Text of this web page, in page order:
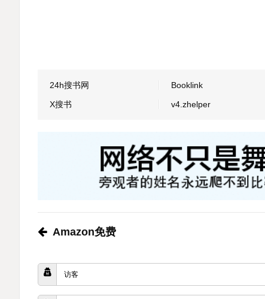
24h搜书网 Booklink
X搜书
v4.zhelper
Amazon免费